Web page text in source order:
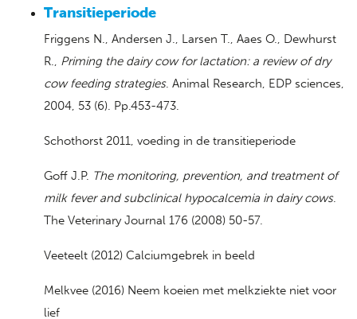
Transitieperiode
Friggens N., Andersen J., Larsen T., Aaes O., Dewhurst
R., Priming the dairy cow for lactation: a review of dry
cow feeding strategies. Animal Research, EDP sciences,
2004, 53 (6). Pp.453-473.
Schothorst 2011, voeding in de transitieperiode
Goff J.P. The monitoring, prevention, and treatment of
milk fever and subclinical hypocalcemia in dairy cows.
The Veterinary Journal 176 (2008) 50-57.
Veeteelt (2012) Calciumgebrek in beeld
Melkvee (2016) Neem koeien met melkziekte niet voor
lief